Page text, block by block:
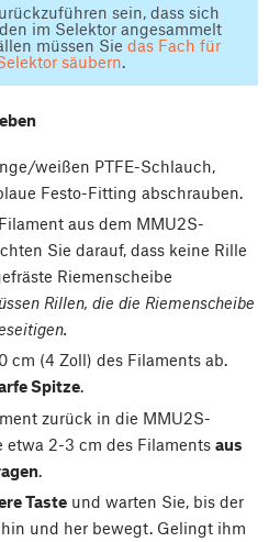
sein, dass sich
im Selektor angesammelt
müssen Sie das Fach für
säubern.
weißen PTFE-Schlauch,
Festo-Fitting abschrauben.
aus dem MMU2S-
Sie darauf, dass keine Rille
Riemenscheibe
Rillen, die die Riemenscheibe
cm (4 Zoll) des Filaments ab.
Spitze.
zurück in die MMU2S-
etwa 2-3 cm des Filaments aus
.
Tasteund warten Sie, bis der
und her bewegt. Gelingt ihm